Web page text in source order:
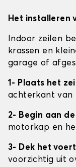
Het installeren
Indoor zeilen
krassen en
garage of
1- Plaats het
achterkant van
2- Begin aan
motorkap en
3- Dek het
voorzichtig uit